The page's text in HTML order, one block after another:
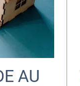
AU